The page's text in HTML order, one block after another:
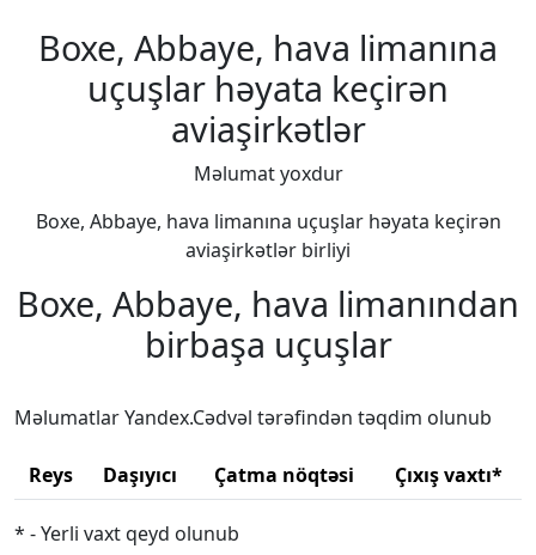
Boxe, Abbaye, hava limanına
uçuşlar həyata keçirən
aviaşirkətlər
Məlumat yoxdur
Boxe, Abbaye, hava limanına uçuşlar həyata keçirən
aviaşirkətlər birliyi
Boxe, Abbaye, hava limanından
birbaşa uçuşlar
Məlumatlar Yandex.Cədvəl tərəfindən təqdim olunub
Reys Daşıyıcı Çatma nöqtəsi Çıxış vaxtı*
* - Yerli vaxt qeyd olunub